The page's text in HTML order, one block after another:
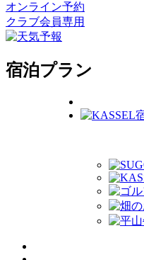
オンライン予約
クラブ会員専用
宿泊プラン